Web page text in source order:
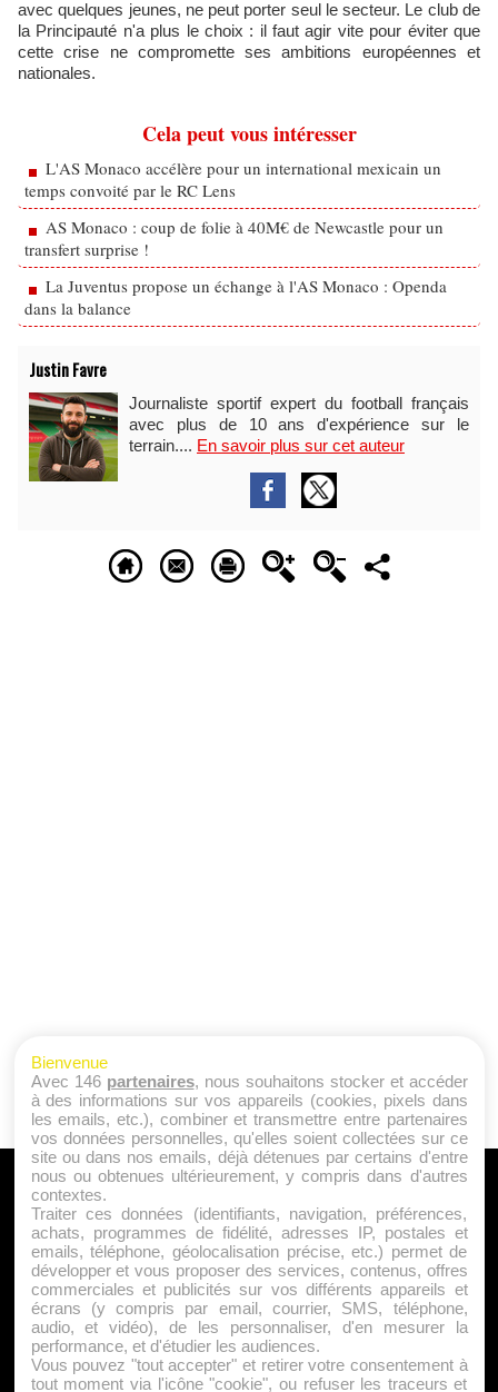
avec quelques jeunes, ne peut porter seul le secteur. Le club de
la Principauté n'a plus le choix : il faut agir vite pour éviter que
cette crise ne compromette ses ambitions européennes et
nationales.
Cela peut vous intéresser
L'AS Monaco accélère pour un international mexicain un
temps convoité par le RC Lens
AS Monaco : coup de folie à 40M€ de Newcastle pour un
transfert surprise !
La Juventus propose un échange à l'AS Monaco : Openda
dans la balance
Justin Favre
Journaliste sportif expert du football français
avec plus de 10 ans d'expérience sur le
terrain.... En savoir plus sur cet auteur
A PROPOS
Qui sommes nous ?
Mentions Légales
Publicité
Politique de Cookies
Contact
Bienvenue
Avec 146 partenaires, nous souhaitons stocker et accéder
à des informations sur vos appareils (cookies, pixels dans
les emails, etc.), combiner et transmettre entre partenaires
vos données personnelles, qu'elles soient collectées sur ce
site ou dans nos emails, déjà détenues par certains d'entre
nous ou obtenues ultérieurement, y compris dans d'autres
contextes.
Traiter ces données (identifiants, navigation, préférences,
achats, programmes de fidélité, adresses IP, postales et
emails, téléphone, géolocalisation précise, etc.) permet de
développer et vous proposer des services, contenus, offres
commerciales et publicités sur vos différents appareils et
écrans (y compris par email, courrier, SMS, téléphone,
audio, et vidéo), de les personnaliser, d'en mesurer la
performance, et d'étudier les audiences.
Vous pouvez "tout accepter" et retirer votre consentement à
tout moment via l'icône "cookie", ou refuser les traceurs et